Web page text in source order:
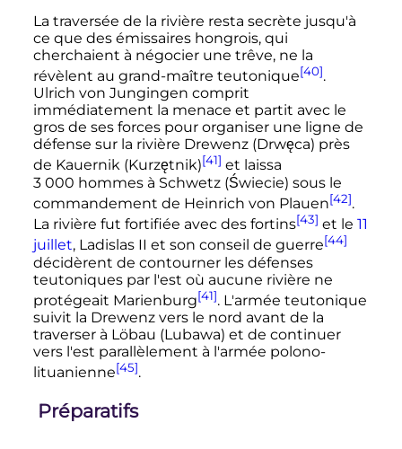
La traversée de la rivière resta secrète jusqu'à
ce que des émissaires hongrois, qui
cherchaient à négocier une trêve, ne la
révèlent au grand-maître teutonique[40].
Ulrich von Jungingen comprit
immédiatement la menace et partit avec le
gros de ses forces pour organiser une ligne de
défense sur la rivière Drewenz (Drwęca) près
de Kauernik (Kurzętnik)[41] et laissa
3 000 hommesà Schwetz (Świecie) sous le
commandement de Heinrich von Plauen[42].
La rivière fut fortifiée avec des fortins[43] et le 11
juillet, Ladislas II et son conseil de guerre[44]
décidèrent de contourner les défenses
teutoniques par l'est où aucune rivière ne
protégeait Marienburg[41]. L'armée teutonique
suivit la Drewenz vers le nord avant de la
traverser à Löbau (Lubawa) et de continuer
vers l'est parallèlement à l'armée polono-
lituanienne[45].
Préparatifs